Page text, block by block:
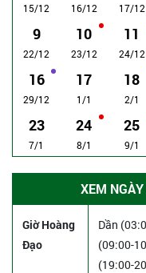
15/12 16/12 17/12
9
22/12
10
23/12
11
24/12
16
29/12
17
1/1
18
2/1
23
7/1
24
8/1
25
9/1
XEM
Giờ Hoàng
Đạo
Dần
(09:00-
(19:00-